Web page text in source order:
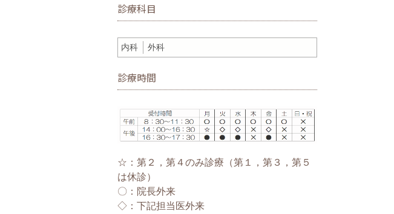
診療科目
内科 外科
診療時間
☆：第２，第４のみ診療（第１，第３，第５
は休診）
〇：院長外来
◇：下記担当医外来